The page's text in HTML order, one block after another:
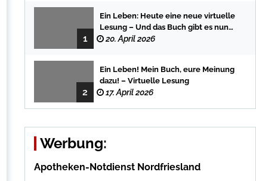
1
Ein Leben: Heute eine neue virtuelle
Lesung – Und das Buch gibt es nun
auch in der Bredstedter
20. April 2026
2
Ein Leben! Mein Buch, eure Meinung
dazu! – Virtuelle Lesung
17. April 2026
Werbung:
Apotheken-Notdienst Nordfriesland